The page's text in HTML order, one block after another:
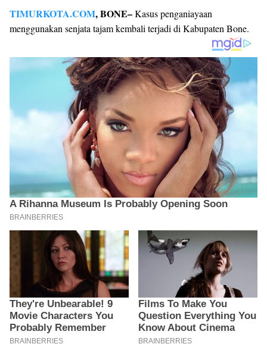
TIMURKOTA.COM, BONE–Kasus penganiayaan
menggunakan senjata tajam kembali terjadi di Kabupaten Bone.